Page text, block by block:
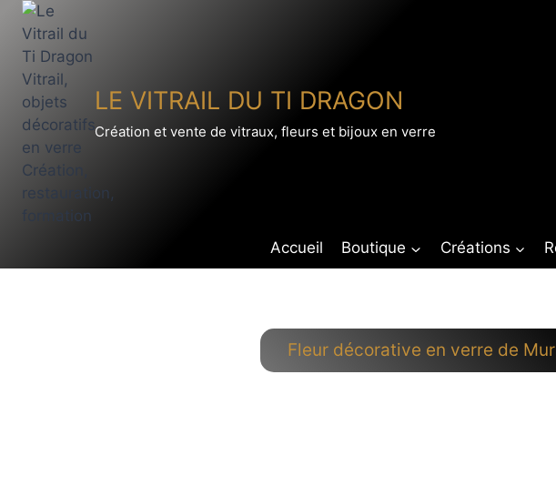
Aller
contenu
LE VITRAIL DU TI DRAGON
Création et vente de vitraux, fleurs et bijoux en verre
Accueil Boutique Créations
Fleur décorative en verre de